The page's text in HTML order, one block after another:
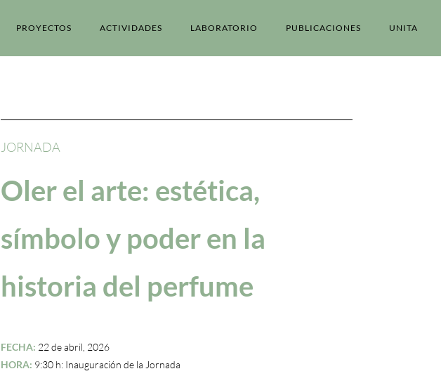
PROYECTOS ACTIVIDADES LABORATORIO PUBLICACIONES UNITA
JORNADA
Oler el arte: estética,
símbolo y poder en la
historia del perfume
FECHA: 22 de abril, 2026
HORA: 9:30 h: Inauguración de la Jornada